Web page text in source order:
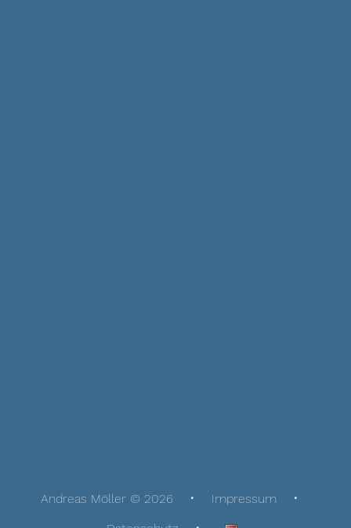
Andreas Möller © 2026
Impressum